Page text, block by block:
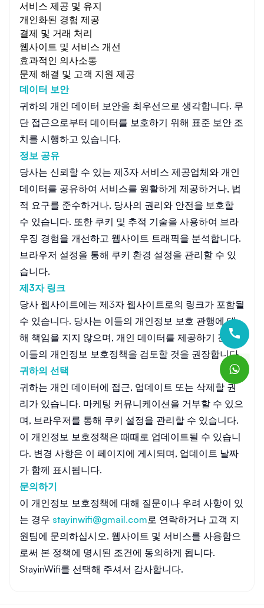
서비스 제공 및 유지
개인화된 경험 제공
결제 및 거래 처리
웹사이트 및 서비스 개선
효과적인 의사소통
문제 해결 및 고객 지원 제공
데이터 보안
귀하의 개인 데이터 보안을 최우선으로 생각합니다. 무
단 접근으로부터 데이터를 보호하기 위해 표준 보안 조
치를 시행하고 있습니다.
정보 공유
당사는 신뢰할 수 있는 제3자 서비스 제공업체와 개인
데이터를 공유하여 서비스를 원활하게 제공하거나, 법
적 요구를 준수하거나, 당사의 권리와 안전을 보호할
수 있습니다. 또한 쿠키 및 추적 기술을 사용하여 브라
우징 경험을 개선하고 웹사이트 트래픽을 분석합니다.
브라우저 설정을 통해 쿠키 환경 설정을 관리할 수 있
습니다.
제3자 링크
당사 웹사이트에는 제3자 웹사이트로의 링크가 포함될
수 있습니다. 당사는 이들의 개인정보 보호 관행에 대
해 책임을 지지 않으며, 개인 데이터를 제공하기 전에
이들의 개인정보 보호정책을 검토할 것을 권장합니다.
귀하의 선택
귀하는 개인 데이터에 접근, 업데이트 또는 삭제할 권
리가 있습니다. 마케팅 커뮤니케이션을 거부할 수 있으
며, 브라우저를 통해 쿠키 설정을 관리할 수 있습니다.
이 개인정보 보호정책은 때때로 업데이트될 수 있습니
다. 변경 사항은 이 페이지에 게시되며, 업데이트 날짜
가 함께 표시됩니다.
문의하기
이 개인정보 보호정책에 대해 질문이나 우려 사항이 있
는 경우 stayinwifi@gmail.com로 연락하거나 고객 지
원팀에 문의하십시오. 웹사이트 및 서비스를 사용함으
로써 본 정책에 명시된 조건에 동의하게 됩니다.
StayinWifi를 선택해 주셔서 감사합니다.